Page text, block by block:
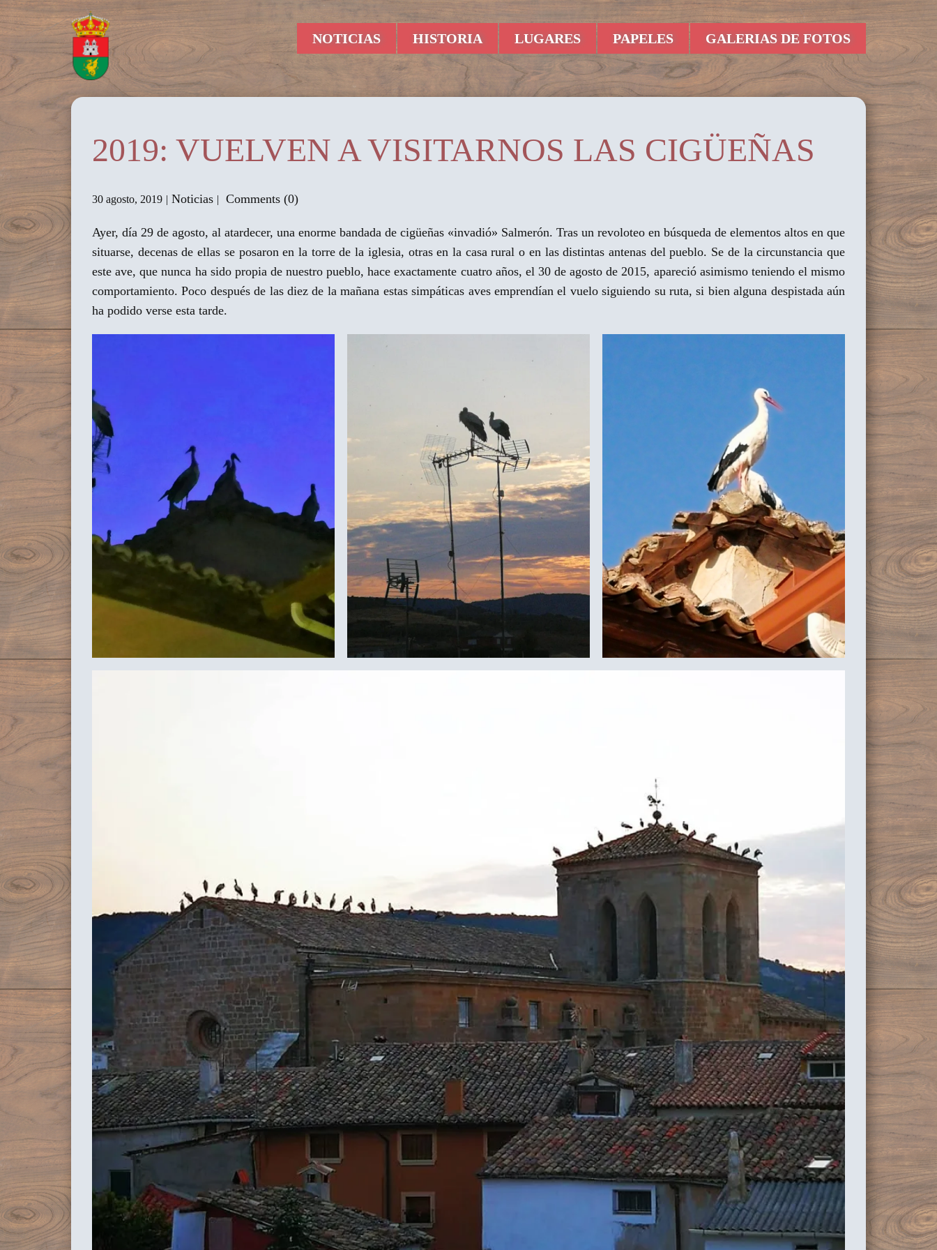
NOTICIAS HISTORIA LUGARES PAPELES GALERIAS DE FOTOS
2019: VUELVEN A VISITARNOS LAS CIGÜEÑAS
30 agosto, 2019 Noticias Comments (0)
Ayer, día 29 de agosto, al atardecer, una enorme bandada de cigüeñas «invadió» Salmerón. Tras un revoloteo en búsqueda de elementos altos en que
situarse, decenas de ellas se posaron en la torre de la iglesia, otras en la casa rural o en las distintas antenas del pueblo. Se de la circunstancia que
este ave, que nunca ha sido propia de nuestro pueblo, hace exactamente cuatro años, el 30 de agosto de 2015, apareció asimismo teniendo el mismo
comportamiento. Poco después de las diez de la mañana estas simpáticas aves emprendían el vuelo siguiendo su ruta, si bien alguna despistada aún
ha podido verse esta tarde.